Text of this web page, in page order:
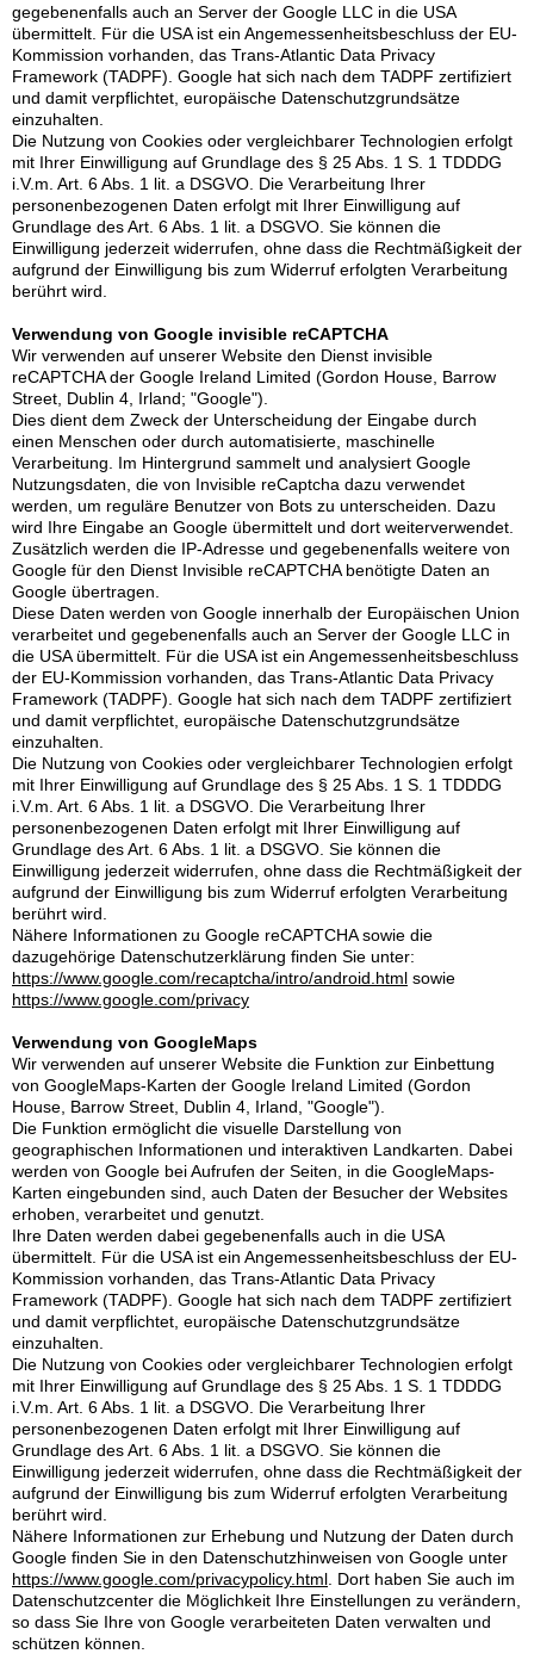
gegebenenfalls auch an Server der Google LLC in die USA
übermittelt. Für die USA ist ein Angemessenheitsbeschluss der EU-
Kommission vorhanden, das Trans-Atlantic Data Privacy
Framework (TADPF). Google hat sich nach dem TADPF zertifiziert
und damit verpflichtet, europäische Datenschutzgrundsätze
einzuhalten.
Die Nutzung von Cookies oder vergleichbarer Technologien erfolgt
mit Ihrer Einwilligung auf Grundlage des § 25 Abs. 1 S. 1 TDDDG
i.V.m. Art. 6 Abs. 1 lit. a DSGVO. Die Verarbeitung Ihrer
personenbezogenen Daten erfolgt mit Ihrer Einwilligung auf
Grundlage des Art. 6 Abs. 1 lit. a DSGVO. Sie können die
Einwilligung jederzeit widerrufen, ohne dass die Rechtmäßigkeit der
aufgrund der Einwilligung bis zum Widerruf erfolgten Verarbeitung
berührt wird.
Verwendung von Google invisible reCAPTCHA
Wir verwenden auf unserer Website den Dienst invisible
reCAPTCHA der Google Ireland Limited (Gordon House, Barrow
Street, Dublin 4, Irland; "Google").
Dies dient dem Zweck der Unterscheidung der Eingabe durch
einen Menschen oder durch automatisierte, maschinelle
Verarbeitung. Im Hintergrund sammelt und analysiert Google
Nutzungsdaten, die von Invisible reCaptcha dazu verwendet
werden, um reguläre Benutzer von Bots zu unterscheiden. Dazu
wird Ihre Eingabe an Google übermittelt und dort weiterverwendet.
Zusätzlich werden die IP-Adresse und gegebenenfalls weitere von
Google für den Dienst Invisible reCAPTCHA benötigte Daten an
Google übertragen.
Diese Daten werden von Google innerhalb der Europäischen Union
verarbeitet und gegebenenfalls auch an Server der Google LLC in
die USA übermittelt. Für die USA ist ein Angemessenheitsbeschluss
der EU-Kommission vorhanden, das Trans-Atlantic Data Privacy
Framework (TADPF). Google hat sich nach dem TADPF zertifiziert
und damit verpflichtet, europäische Datenschutzgrundsätze
einzuhalten.
Die Nutzung von Cookies oder vergleichbarer Technologien erfolgt
mit Ihrer Einwilligung auf Grundlage des § 25 Abs. 1 S. 1 TDDDG
i.V.m. Art. 6 Abs. 1 lit. a DSGVO. Die Verarbeitung Ihrer
personenbezogenen Daten erfolgt mit Ihrer Einwilligung auf
Grundlage des Art. 6 Abs. 1 lit. a DSGVO. Sie können die
Einwilligung jederzeit widerrufen, ohne dass die Rechtmäßigkeit der
aufgrund der Einwilligung bis zum Widerruf erfolgten Verarbeitung
berührt wird.
Nähere Informationen zu Google reCAPTCHA sowie die
dazugehörige Datenschutzerklärung finden Sie unter:
https://www.google.com/recaptcha/intro/android.html sowie
https://www.google.com/privacy
Verwendung von GoogleMaps
Wir verwenden auf unserer Website die Funktion zur Einbettung
von GoogleMaps-Karten der Google Ireland Limited (Gordon
House, Barrow Street, Dublin 4, Irland, "Google").
Die Funktion ermöglicht die visuelle Darstellung von
geographischen Informationen und interaktiven Landkarten. Dabei
werden von Google bei Aufrufen der Seiten, in die GoogleMaps-
Karten eingebunden sind, auch Daten der Besucher der Websites
erhoben, verarbeitet und genutzt.
Ihre Daten werden dabei gegebenenfalls auch in die USA
übermittelt. Für die USA ist ein Angemessenheitsbeschluss der EU-
Kommission vorhanden, das Trans-Atlantic Data Privacy
Framework (TADPF). Google hat sich nach dem TADPF zertifiziert
und damit verpflichtet, europäische Datenschutzgrundsätze
einzuhalten.
Die Nutzung von Cookies oder vergleichbarer Technologien erfolgt
mit Ihrer Einwilligung auf Grundlage des § 25 Abs. 1 S. 1 TDDDG
i.V.m. Art. 6 Abs. 1 lit. a DSGVO. Die Verarbeitung Ihrer
personenbezogenen Daten erfolgt mit Ihrer Einwilligung auf
Grundlage des Art. 6 Abs. 1 lit. a DSGVO. Sie können die
Einwilligung jederzeit widerrufen, ohne dass die Rechtmäßigkeit der
aufgrund der Einwilligung bis zum Widerruf erfolgten Verarbeitung
berührt wird.
Nähere Informationen zur Erhebung und Nutzung der Daten durch
Google finden Sie in den Datenschutzhinweisen von Google unter
https://www.google.com/privacypolicy.html . Dort haben Sie auch im
Datenschutzcenter die Möglichkeit Ihre Einstellungen zu verändern,
so dass Sie Ihre von Google verarbeiteten Daten verwalten und
schützen können.